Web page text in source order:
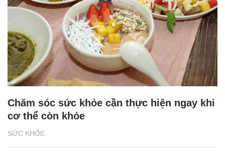
SỨC KHỎE
Chăm sóc sức khỏe cần thực hiện ngay khi
cơ thể còn khỏe